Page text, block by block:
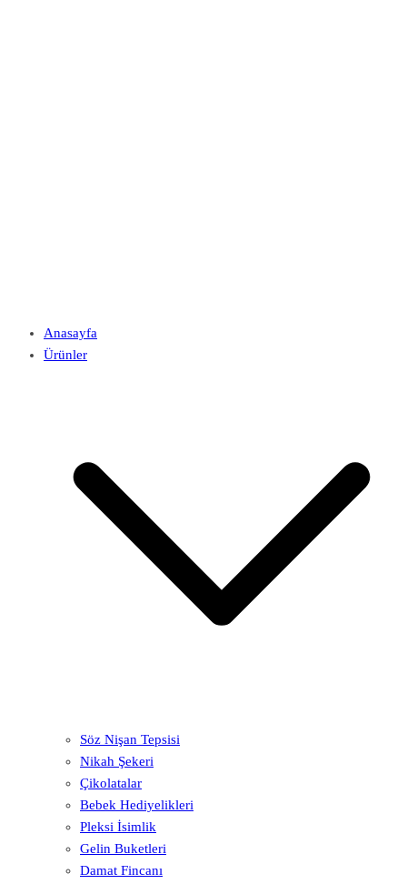
Anasayfa
Ürünler
Söz Nişan Tepsisi
Nikah Şekeri
Çikolatalar
Bebek Hediyelikleri
Pleksi İsimlik
Gelin Buketleri
Damat Fincanı